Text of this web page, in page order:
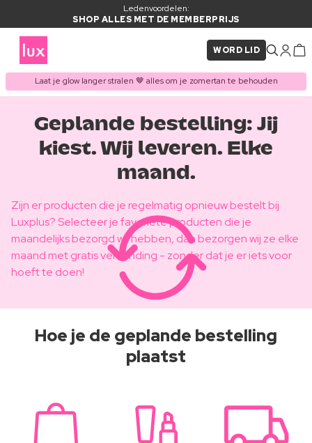
Ledenvoordelen:
SHOP ALLES MET DE MEMBERPRIJS
WORD LID
Laat je glow langer stralen 🤎 alles om je zomertan te behouden
Geplande bestelling: Jij
kiest. Wij leveren. Elke
maand.
Zijn er producten die je regelmatig opnieuw bestelt bij
Luxplus? Selecteer je favoriete producten die je
maandelijks bezorgd wil hebben, dan bezorgen wij ze elke
maand met gratis verzending - zonder dat je er iets voor
hoeft te doen!
Hoe je de geplande bestelling
plaatst